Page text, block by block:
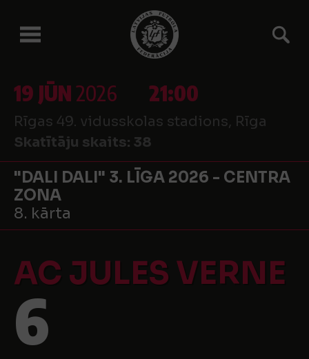
19 JŪN2026 21:00
Rīgas 49. vidusskolas stadions, Rīga
Skatītāju skaits: 38
"DALI DALI" 3. LĪGA 2026 - CENTRA
ZONA
8. kārta
AC JULES VERNE
6